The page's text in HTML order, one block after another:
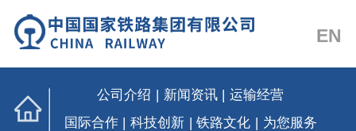
EN
公司介绍 新闻资讯
运输经营
国际合作 | 科技创新 | 铁路文化 | 为您服务